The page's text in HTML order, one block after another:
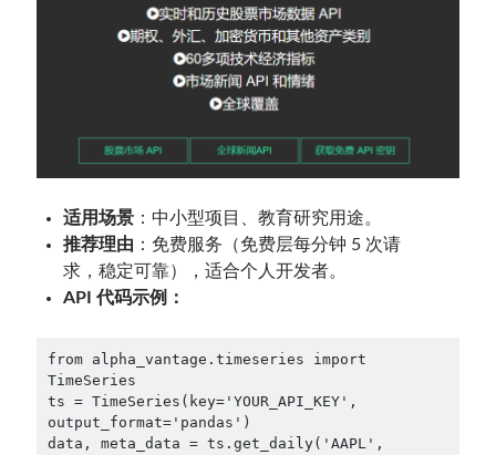
适用场景 ：中小型项目、教育研究用途。
推荐理由 ：免费服务（免费层每分钟 5 次请
求，稳定可靠），适合个人开发者。
API代码示例：
from alpha_vantage.timeseries import
TimeSeries
ts = TimeSeries(key='YOUR_API_KEY',
output_format='pandas')
data, meta_data = ts.get_daily('AAPL',